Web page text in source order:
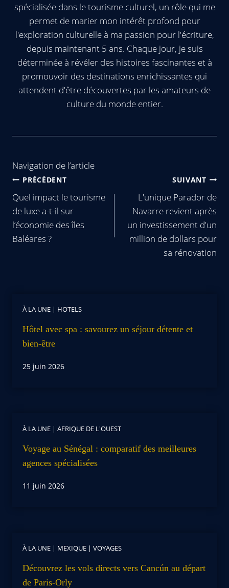
spécialisée dans le tourisme culturel, un rôle qui me
permet de marier mon intérêt profond pour
l'exploration culturelle à ma passion pour l'écriture,
depuis maintenant 5 ans. Chaque jour, je suis
déterminée à révéler des histoires fascinantes et à
promouvoir des destinations enrichissantes qui
attendent d'être découvertes par les amateurs de
culture du monde entier.
Navigation de l’article
PRÉCÉDENT
Quel impact le tourisme
de luxe a-t-il sur
l’économie des îles
Baléares ?
SUIVANT
L'unique Parador de
Navarre revient après
un investissement d'un
million de dollars pour
sa rénovation
À LA UNE | HOTELS
Hôtel avec spa : savourez un séjour détente et
bien-être
25 juin 2026
À LA UNE | AFRIQUE DE L'OUEST
Voyage au Sénégal : comparatif des meilleures
agences spécialisées
11 juin 2026
À LA UNE | MEXIQUE | VOYAGES
Découvrez les vols directs vers Cancún au départ
de Paris-Orly